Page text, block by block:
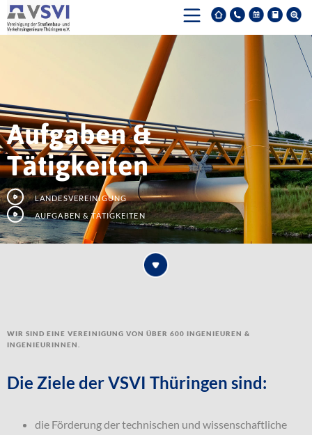
Aufgaben &
Tätigkeiten
Landesvereinigung
Aufgaben & Tätigkeiten
Wir sind eine Vereinigung von über 600 Ingenieuren &
Ingenieurinnen.
Die Ziele der VSVI Thüringen sind:
die Förderung der technischen und wissenschaftliche